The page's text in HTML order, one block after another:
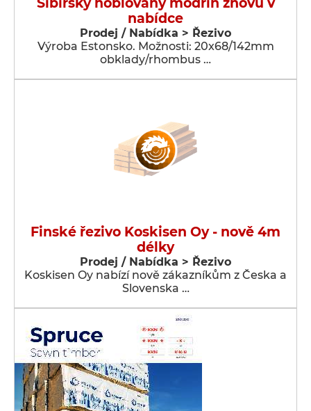
nabídce
Prodej / Nabídka > Řezivo
Výroba Estonsko. Možnosti: 20x68/142mm
obklady/rhombus …
Finské řezivo Koskisen Oy - nově 4m
délky
Prodej / Nabídka > Řezivo
Koskisen Oy nabízí nově zákazníkům z Česka a
Slovenska …